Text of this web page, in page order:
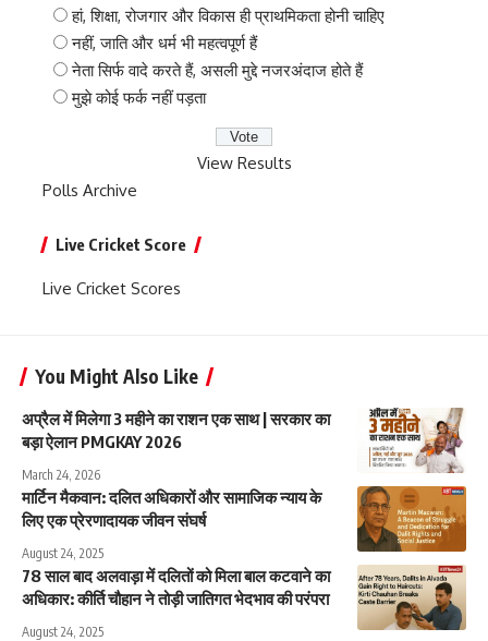
हां, शिक्षा, रोजगार और विकास ही प्राथमिकता होनी चाहिए
नहीं, जाति और धर्म भी महत्वपूर्ण हैं
नेता सिर्फ वादे करते हैं, असली मुद्दे नजरअंदाज होते हैं
मुझे कोई फर्क नहीं पड़ता
View Results
Polls Archive
Live Cricket Score
Live Cricket Scores
You Might Also Like
अप्रैल में मिलेगा 3 महीने का राशन एक साथ | सरकार का
बड़ा ऐलान PMGKAY 2026
March 24, 2026
मार्टिन मैकवान: दलित अधिकारों और सामाजिक न्याय के
लिए एक प्रेरणादायक जीवन संघर्ष
August 24, 2025
78 साल बाद अलवाड़ा में दलितों को मिला बाल कटवाने का
अधिकार: कीर्ति चौहान ने तोड़ी जातिगत भेदभाव की परंपरा
August 24, 2025